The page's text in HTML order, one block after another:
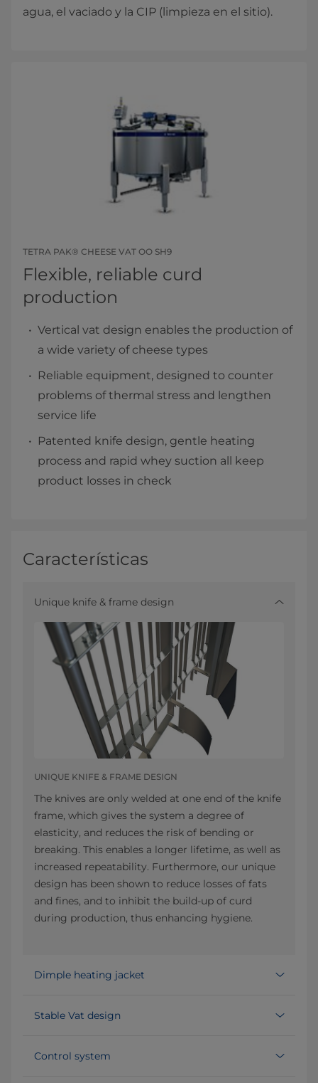
agua, el vaciado y la CIP (limpieza en el sitio).
TETRA PAK® CHEESE VAT OO SH9
Flexible, reliable curd
production
Vertical vat design enables the production of
a wide variety of cheese types
Reliable equipment, designed to counter
problems of thermal stress and lengthen
service life
Patented knife design, gentle heating
process and rapid whey suction all keep
product losses in check
Características
Unique knife & frame design
UNIQUE KNIFE & FRAME DESIGN
The knives are only welded at one end of the knife
frame, which gives the system a degree of
elasticity, and reduces the risk of bending or
breaking. This enables a longer lifetime, as well as
increased repeatability. Furthermore, our unique
design has been shown to reduce losses of fats
and fines, and to inhibit the build-up of curd
during production, thus enhancing hygiene.
Dimple heating jacket
Stable Vat design
Control system